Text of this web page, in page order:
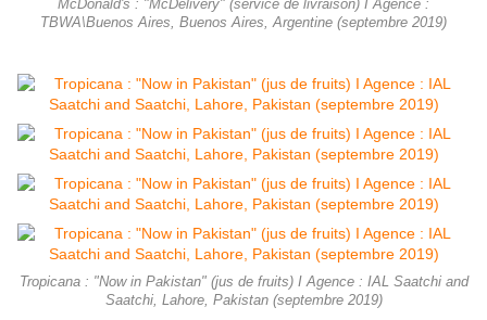
McDonald's : "McDelivery" (service de livraison) I Agence :
TBWA\Buenos Aires, Buenos Aires, Argentine (septembre 2019)
Tropicana : "Now in Pakistan" (jus de fruits) I Agence : IAL Saatchi and
Saatchi, Lahore, Pakistan (septembre 2019)